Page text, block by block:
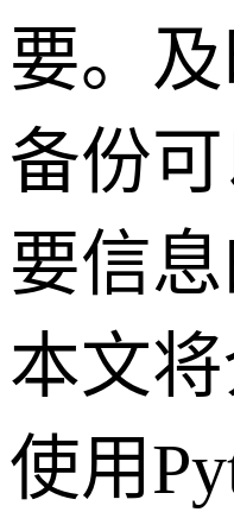
要。
备份
要信息
本文
使用